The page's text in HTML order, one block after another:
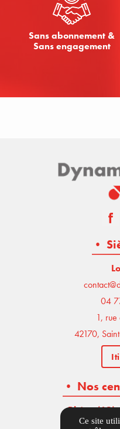
Sans abonnement &
Sans engagement
•
04
1,
42170,
• Nos
Rhône
04
Ce site